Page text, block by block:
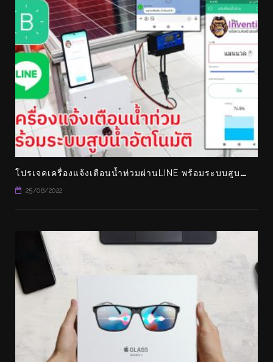
โ
ปรเจคเครื่องแจ้งเตือนน้ำท่วมผ่านLINE พร้อมระบบสูบน้ำอัตโนมัติ คอนโทรลผ่านแอพ BLYNK ได้ด้วย
25/08/2022